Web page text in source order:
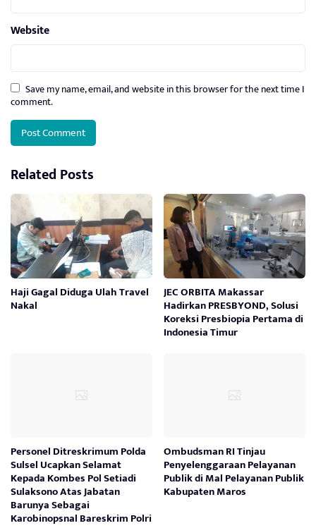
Website
Save my name, email, and website in this browser for the next time I
comment.
Related Posts
Haji Gagal Diduga Ulah Travel
Nakal
JEC ORBITA Makassar
Hadirkan PRESBYOND, Solusi
Koreksi Presbiopia Pertama di
Indonesia Timur
Personel Ditreskrimum Polda
Sulsel Ucapkan Selamat
Kepada Kombes Pol Setiadi
Sulaksono Atas Jabatan
Barunya Sebagai
Karobinopsnal Bareskrim Polri
Ombudsman RI Tinjau
Penyelenggaraan Pelayanan
Publik di Mal Pelayanan Publik
Kabupaten Maros